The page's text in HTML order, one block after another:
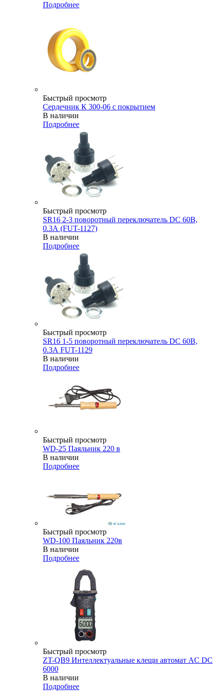
Подробнее
Быстрый просмотр
Сердечник К 300-06 с покрытием
В наличии
Подробнее
Быстрый просмотр
SR16 2-3 поворотный переключатель DC 60В,
0.3А (FUT-1127)
В наличии
Подробнее
Быстрый просмотр
SR16 1-5 поворотный переключатель DC 60В,
0.3А FUT-1129
В наличии
Подробнее
Быстрый просмотр
WD-25 Паяльник 220 в
В наличии
Подробнее
Быстрый просмотр
WD-100 Паяльник 220в
В наличии
Подробнее
Быстрый просмотр
ZT-QB9 Интеллектуальные клещи автомат AC DC
6000
В наличии
Подробнее